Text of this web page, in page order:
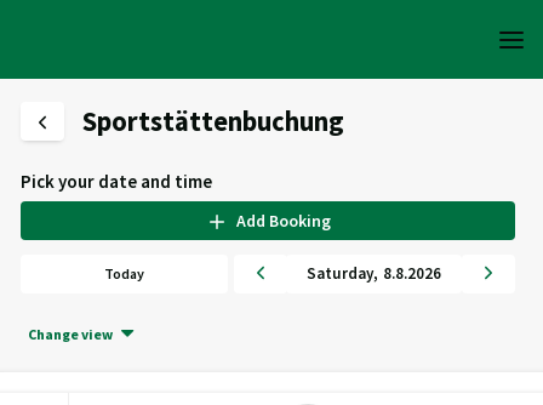
Sportstättenbuchung
Pick your date and time
Add Booking
Today Saturday, 8.8.2026
Change view